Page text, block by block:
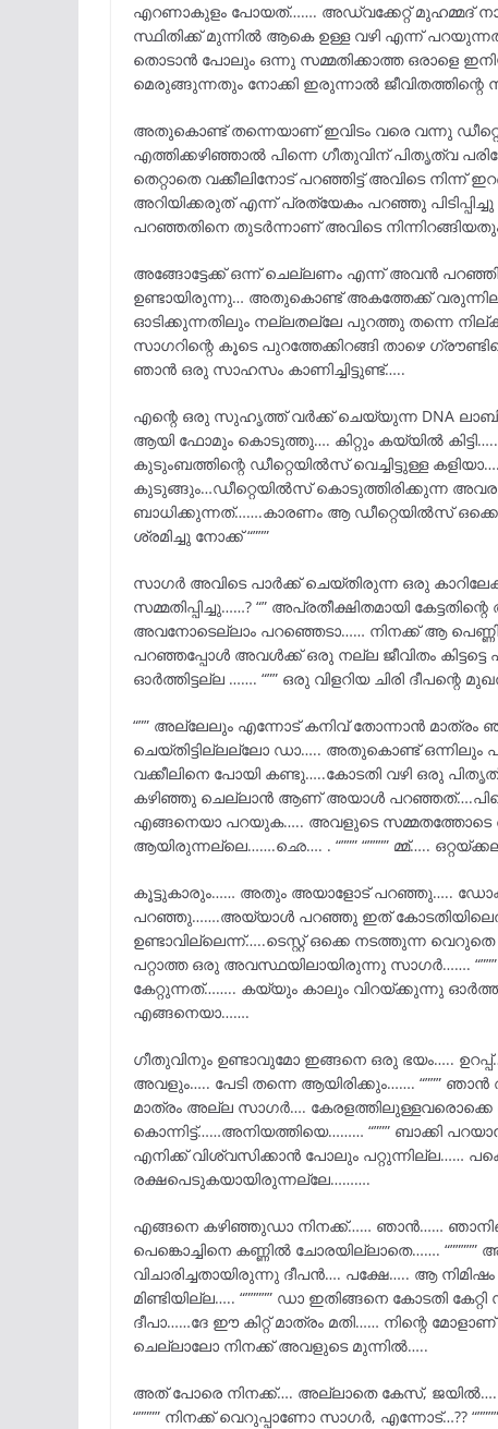
എറണാകുളം പോയത്……. അഡ്വക്കേറ്റ് മുഹമ്മദ്‌
സ്ഥിതിക്ക് മുന്നിൽ ആകെ ഉള്ള വഴി എന്ന്
തൊടാൻ പോലും ഒന്നു സമ്മതിക്കാത്ത ഒരാളെ
മെരുങ്ങുന്നതും നോക്കി ഇരുന്നാൽ
അതുകൊണ്ട് തന്നെയാണ് ഇവിടം വരെ വന്നു
എത്തിക്കഴിഞ്ഞാൽ പിന്നെ ഗീതുവിന്‌ പിതൃത്വ
തെറ്റാതെ വക്കീലിനോട് പറഞ്ഞിട്ട് അവിടെ
അറിയിക്കരുത് എന്ന് പ്രത്യേകം പറഞ്ഞു
പറഞ്ഞതിനെ തുടർന്നാണ് അവിടെ നിന്നിറങ്ങിയതും
അങ്ങോട്ടേക്ക് ഒന്ന് ചെല്ലണം എന്ന് അവൻ
ഉണ്ടായിരുന്നു… അതുകൊണ്ട് അകത്തേക്ക്
ഓടിക്കുന്നതിലും നല്ലതല്ലേ പുറത്തു തന്നെ
സാഗറിന്റെ കൂടെ പുറത്തേക്കിറങ്ങി താഴെ
ഞാൻ ഒരു സാഹസം കാണിച്ചിട്ടുണ്ട്…..
എന്റെ ഒരു സുഹൃത്ത്‌ വർക്ക്‌ ചെയ്യുന്ന DNA
ആയി ഫോമും കൊടുത്തു…. കിറ്റും കയ്യിൽ
കുടുംബത്തിന്റെ ഡീറ്റെയിൽസ് വെച്ചിട്ടുള്ള
കുടുങ്ങും…ഡീറ്റെയിൽസ് കൊടുത്തിരിക്കുന്ന
ബാധിക്കുന്നത്…….കാരണം ആ ഡീറ്റെയിൽസ്
ശ്രമിച്ചു നോക്ക് “”””
സാഗർ അവിടെ പാർക്ക് ചെയ്തിരുന്ന ഒരു
സമ്മതിപ്പിച്ചു……? “” അപ്രതീക്ഷിതമായി
അവനോടെല്ലാം പറഞ്ഞെടാ…… നിനക്ക് ആ
പറഞ്ഞപ്പോൾ അവൾക്ക് ഒരു നല്ല ജീവിതം
ഓർത്തിട്ടല്ല ……. “”” ഒരു വിളറിയ ചിരി ദീപന്റെ
“”” അല്ലേലും എന്നോട് കനിവ് തോന്നാൻ
ചെയ്തിട്ടില്ലല്ലോ ഡാ….. അതുകൊണ്ട് ഒന്നിലും
വക്കീലിനെ പോയി കണ്ടു…..കോടതി വഴി ഒരു
കഴിഞ്ഞു ചെല്ലാൻ ആണ് അയാൾ
എങ്ങനെയാ പറയുക….. അവളുടെ സമ്മതത്തോടെ
ആയിരുന്നല്ലെ…….ഛെ…. . “””” “”””” മ്മ്…..
കൂട്ടുകാരും…… അതും അയാളോട് പറഞ്ഞു…..
പറഞ്ഞു…….അയ്യാൾ പറഞ്ഞു ഇത്
ഉണ്ടാവില്ലെന്ന്…..ടെസ്റ്റ്‌ ഒക്കെ നടത്തുന്ന
പറ്റാത്ത ഒരു അവസ്ഥയിലായിരുന്നു സാഗർ……. “”””
കേറ്റുന്നത്…….. കയ്യും കാലും വിറയ്ക്കുന്നു
എങ്ങനെയാ…….
ഗീതുവിനും ഉണ്ടാവുമോ ഇങ്ങനെ ഒരു ഭയം…..
അവളും….. പേടി തന്നെ ആയിരിക്കും……. “””” ഞാൻ
മാത്രം അല്ല സാഗർ…. കേരളത്തിലുള്ളവരൊക്കെ
കൊന്നിട്ട്……അനിയത്തിയെ……… “””” ബാക്കി
എനിക്ക് വിശ്വസിക്കാൻ പോലും പറ്റുന്നില്ല……
രക്ഷപെടുകയായിരുന്നല്ലേ……….
എങ്ങനെ കഴിഞ്ഞുഡാ നിനക്ക്…… ഞാൻ……
പെങ്കൊച്ചിനെ കണ്ണിൽ ചോരയില്ലാതെ…….
വിചാരിച്ചതായിരുന്നു ദീപൻ…. പക്ഷേ….. ആ
മിണ്ടിയില്ല….. “””””” ഡാ ഇതിങ്ങനെ കോടതി
ദീപാ……ദേ ഈ കിറ്റ് മാത്രം മതി…… നിന്റെ
ചെല്ലാലോ നിനക്ക് അവളുടെ മുന്നിൽ…..
അത് പോരെ നിനക്ക്…. അല്ലാതെ കേസ്, ജയിൽ….
“”””” നിനക്ക് വെറുപ്പാണോ സാഗർ, എന്നോട്…??